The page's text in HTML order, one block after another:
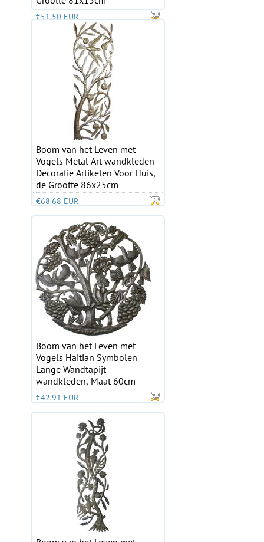
€51.50 EUR
Boom van het Leven met
Vogels Metal Art wandkleden
Decoratie Artikelen Voor Huis,
de Grootte 86x25cm
€68.68 EUR
Boom van het Leven met
Vogels Haitian Symbolen
Lange Wandtapijt
wandkleden, Maat 60cm
€42.91 EUR